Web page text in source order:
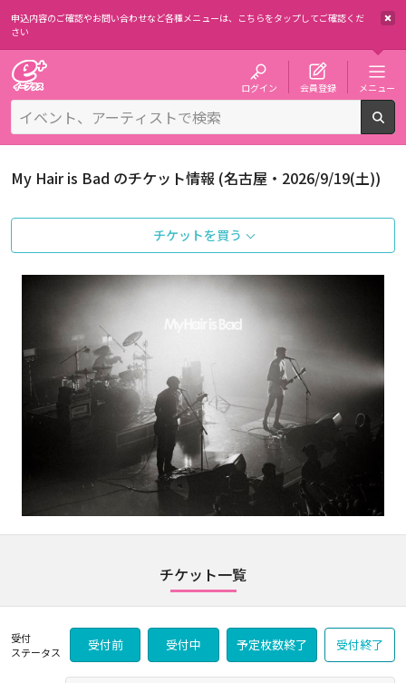
申込内容のご確認やお問い合わせなど各種メニューは、 こちらをタップしてご確認くだ
さい
ログイン 会員登録 メニュー
My Hair is Bad のチケット情報 (名古屋・2026/9/19(土))
チケットを買う
チケット一覧
受付
ステータス
受付前 受付中 予定枚数終了 受付終了